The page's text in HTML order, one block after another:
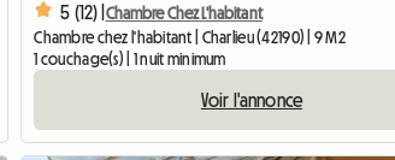
5 (12) | Chambre Chez L'habitant
Chambre chez l'habitant | Charlieu (42190) | 9 M2
1 couchage(s) | 1 nuit minimum
Voir l'annonce